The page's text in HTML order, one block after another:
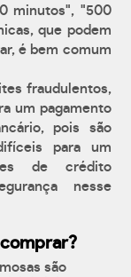
minutos", "500
que podem
é bem comum
fraudulentos,
um pagamento
pois são
para um
de crédito
nesse
são